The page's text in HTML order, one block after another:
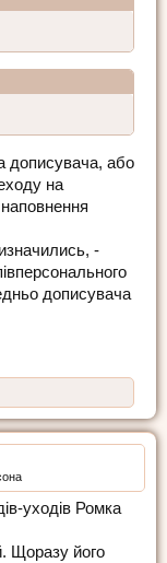
дописувача, або
на
-
дописувача
уходів Ромка
Щоразу його